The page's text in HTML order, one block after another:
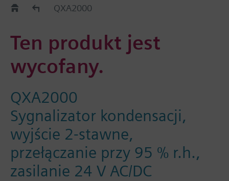
Old2NewQXA2000
Ten produkt jest
wycofany.
QXA2000
Sygnalizator kondensacji,
wyjście 2-stawne,
przełączanie przy 95 % r.h.,
zasilanie 24 V AC/DC